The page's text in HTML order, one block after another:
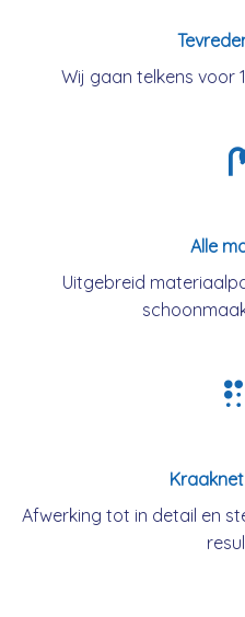
Wij gaan telkens voor
Alle
Uitgebreid
Afwerking tot in detail en